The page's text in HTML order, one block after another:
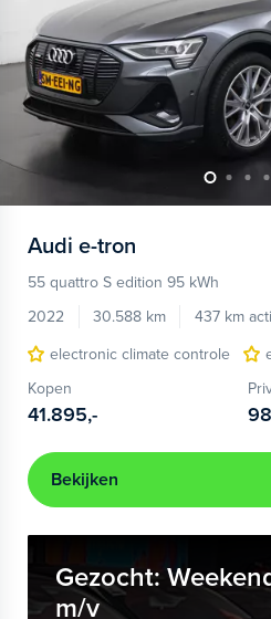
Audi e-tron
55 quattro S edition 95 kWh
2022
30.588 km 437 km
electronic climate controle
Kopen
41.895,-
Bekijken
Gezocht:
m/v